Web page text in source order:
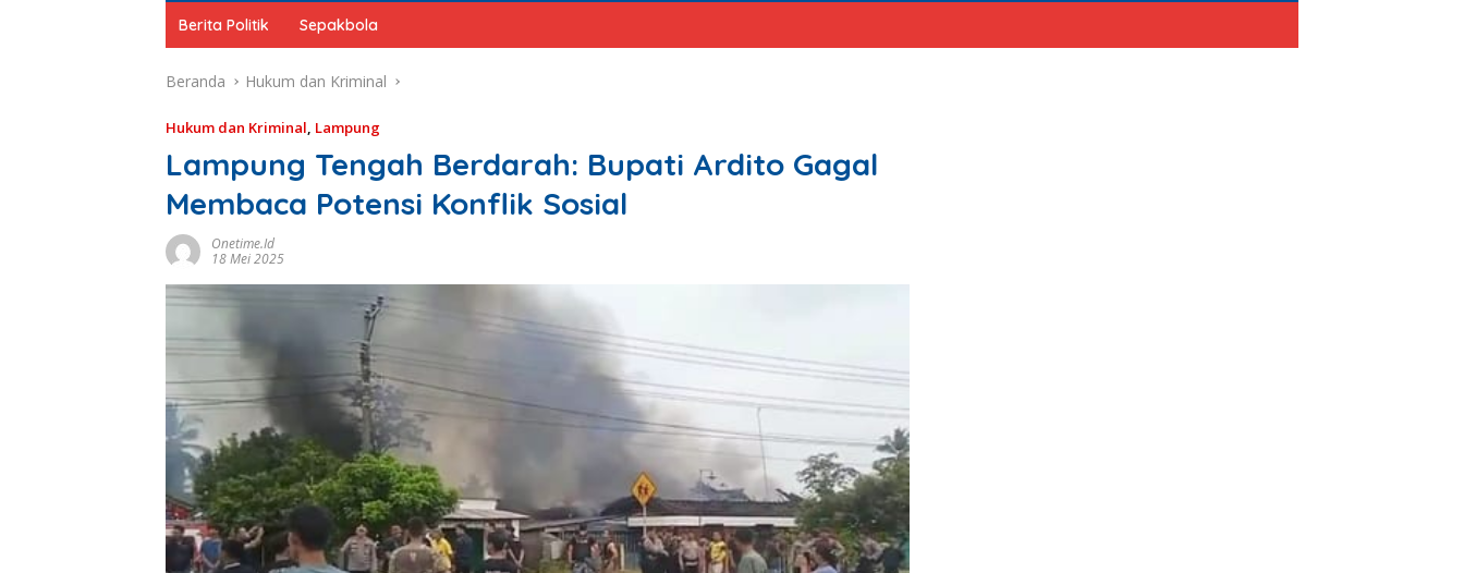
Berita Politik Sepakbola
Beranda Hukum dan Kriminal
Hukum dan Kriminal Lampung
Lampung Tengah Berdarah: Bupati Ardito Gagal
Membaca Potensi Konflik Sosial
Onetime.id
18 Mei 2025